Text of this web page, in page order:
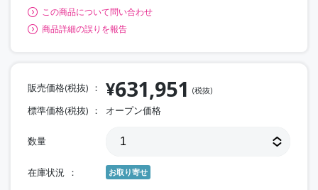
この商品について問い合わせ
商品詳細の誤りを報告
販売価格(税抜) ¥631,951 (税抜)
標準価格(税抜) オープン価格
数量
在庫状況 お取り寄せ